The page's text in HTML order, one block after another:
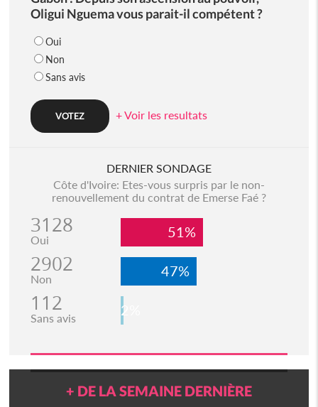
Oligui Nguema vous parait-il compétent ?
Oui
Non
Sans avis
+ Voir les resultats
DERNIER SONDAGE
Côte d'Ivoire: Etes-vous surpris par le non-
renouvellement du contrat de Emerse Faé ?
3128
Oui 51%
2902
Non 47%
112
Sans avis 2%
+ DE LA SEMAINE DERNIÈRE